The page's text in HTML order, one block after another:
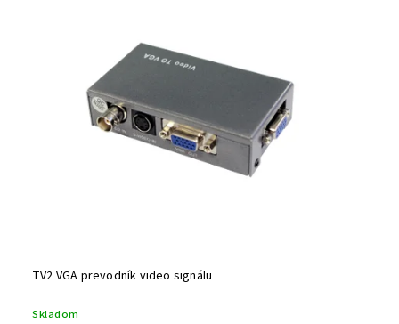
Abecedne
TV2 VGA prevodník video signálu
Skladom